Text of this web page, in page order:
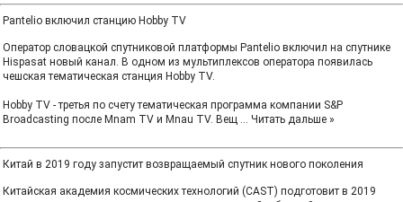
Pantelio включил станцию Hobby TV
Оператор словацкой спутниковой платформы Panteliо включил на спутнике
Hispasat новый канал. В одном из мультиплексов оператора появилась
чешская тематическая станция Hobby TV.
Hobby TV - третья по счету тематическая программа компании S&P
Broadcasting после Mnam TV и Mnau TV. Вещ ... Читать дальше »
Китай в 2019 году запустит возвращаемый спутник нового поколения
Китайская академия космических технологий (CAST) подготовит в 2019